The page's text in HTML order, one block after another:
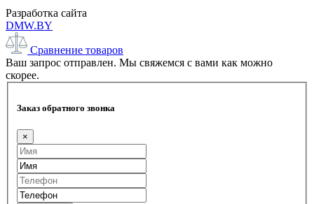
Разработка сайта
DMW.BY
Сравнение товаров
Ваш запрос отправлен. Мы свяжемся с вами как можно
скорее.
Заказ обратного звонка
×